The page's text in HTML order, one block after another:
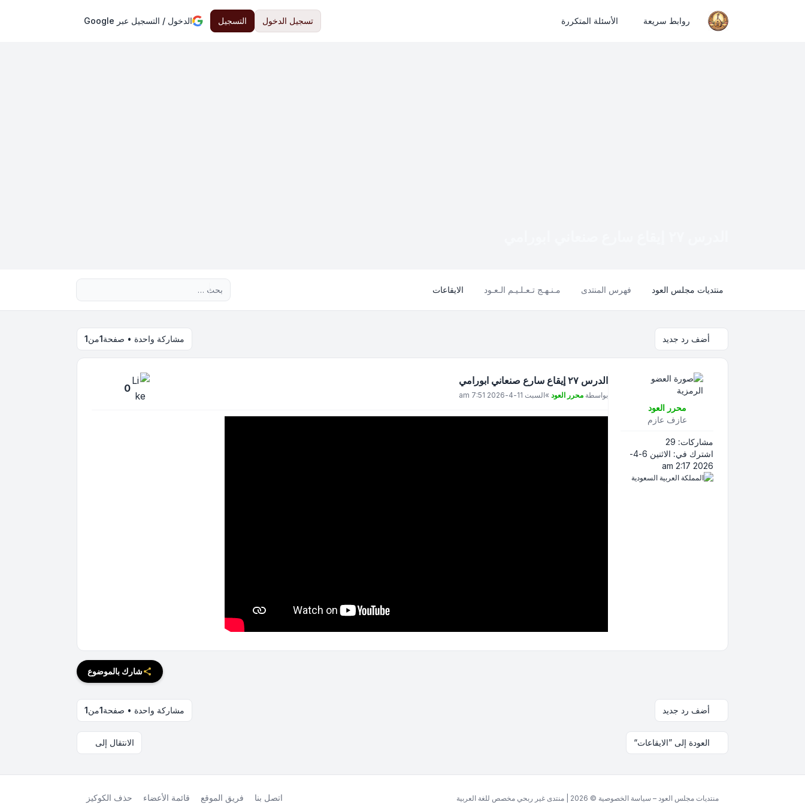
روابط سريعة الأسئلة المتكررة تسجيل الدخول التسجيل الدخول / التسجيل عبر Google
منتديات مجلس العود فهرس المنتدى مـنـهـج تـعـلـيـم الـعـود الايقاعات
أضف رد جديد مشاركة واحدة • صفحة1من1
محرر العود
عازف عازم
مشاركات: 29
اشترك في:
الاثنين 6-4-
2026 2:17 am
الدرس ٢٧ إيقاع سارع صنعاني ابورامي
مشاركة
بواسطة محرر العود »السبت 11-4-2026 7:51 am
0
شارك بالموضوع
أضف رد جديد مشاركة واحدة • صفحة1من1
العودة إلى ”الايقاعات“ الانتقال إلى
اتصل بنا فريق الموقع قائمة الأعضاء حذف الكوكيز منتديات مجلس العود – سياسة الخصوصية © 2026 | منتدى غير ربحي مخصص للغة العربية